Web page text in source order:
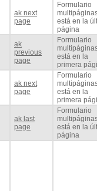
ak next
page
Formulario
está en la
página
ak
previous
page
Formulario
está en la
primera
ak next
page
Formulario
está en la
primera
ak last
page
Formulario
está en la
página